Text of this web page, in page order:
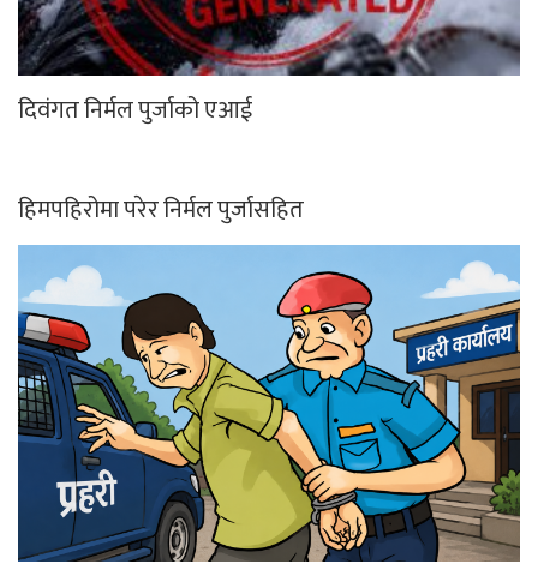
दिवंगत निर्मल पुर्जाको एआई
हिमपहिरोमा परेर निर्मल पुर्जासहित